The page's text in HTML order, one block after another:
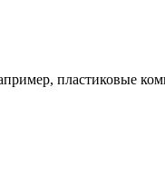
пластиковые